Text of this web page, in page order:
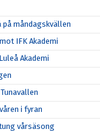
måndagskvällen
IFK Akademi
Akademi
i fyran
vårsäsong